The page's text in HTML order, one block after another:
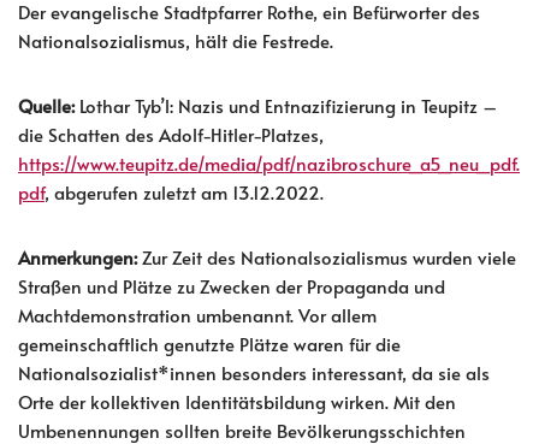
Der evangelische Stadtpfarrer Rothe, ein Befürworter des
Nationalsozialismus, hält die Festrede.
Quelle:Lothar Tyb’l: Nazis und Entnazifizierung in Teupitz –
die Schatten des Adolf-Hitler-Platzes,
https://www.teupitz.de/media/pdf/nazibroschure_a5_neu_pdf.
pdf, abgerufen zuletzt am 13.12.2022.
Anmerkungen:Zur Zeit des Nationalsozialismus wurden viele
Straßen und Plätze zu Zwecken der Propaganda und
Machtdemonstration umbenannt. Vor allem
gemeinschaftlich genutzte Plätze waren für die
Nationalsozialist*innen besonders interessant, da sie als
Orte der kollektiven Identitätsbildung wirken. Mit den
Umbenennungen sollten breite Bevölkerungsschichten